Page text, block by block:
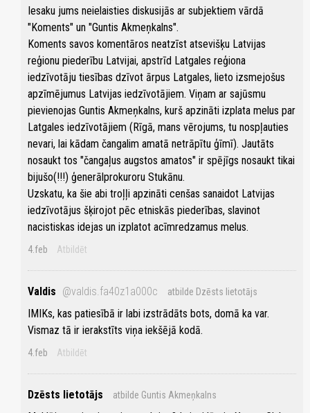
Iesaku jums neielaisties diskusijās ar subjektiem vārdā
"Koments" un "Guntis Akmeņkalns".
Koments savos komentāros neatzīst atsevišķu Latvijas
reģionu piederību Latvijai, apstrīd Latgales reģiona
iedzīvotāju tiesības dzīvot ārpus Latgales, lieto izsmejošus
apzīmējumus Latvijas iedzīvotājiem. Viņam ar sajūsmu
pievienojas Guntis Akmeņkalns, kurš apzināti izplata melus par
Latgales iedzīvotājiem (Rīgā, mans vērojums, tu nospļauties
nevari, lai kādam čangalim amatā netrāpītu ģīmī). Jautāts
nosaukt tos "čangaļus augstos amatos" ir spējīgs nosaukt tikai
bijušo(!!!) ģenerālprokuroru Stukānu.
Uzskatu, ka šie abi troļļi apzināti cenšas sanaidot Latvijas
iedzīvotājus šķirojot pēc etniskās piederības, slavinot
nacistiskas idejas un izplatot acīmredzamus melus.
4.feb Atbildēt
Valdis @valdis.fa40z1a000c atbilde Dzēsts lietotājs
IMIKs, kas patiesībā ir labi izstrādāts bots, domā ka var.
Vismaz tā ir ierakstīts viņa iekšējā kodā.
4.feb Atbildēt
Dzēsts lietotājs atbilde Guntis Akmeņkalns